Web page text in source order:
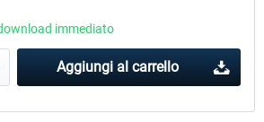
immediato
Aggiungi al carrello